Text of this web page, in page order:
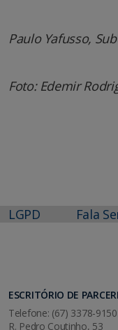
Paulo Yafusso,
Foto: Edemir
LGPD Fala
ESCRITÓRIO DE
Telefone: (67) 3378-9150
R. Pedro Coutinho, 53